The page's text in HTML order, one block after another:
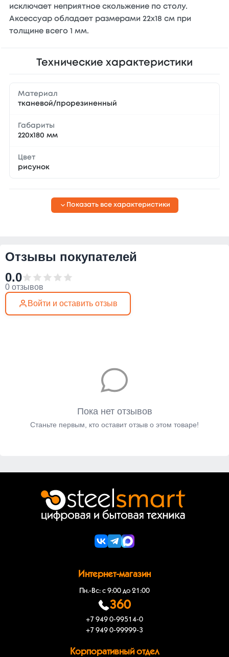
исключает неприятное скольжение по столу.
Аксессуар обладает размерами 22x18 см при
толщине всего 1 мм.
Технические характеристики
Материал
тканевой/прорезиненный
Габариты
220х180 мм
Цвет
рисунок
Показать все характеристики
Отзывы покупателей
0.0
0 отзывов
Войти и оставить отзыв
Пока нет отзывов
Станьте первым, кто оставит отзыв о этом товаре!
Интернет-магазин
Пн.-Вс: с 9:00 до 21:00
360
+7 949 0-99514-0
+7 949 0-99999-3
Корпоративный отдел